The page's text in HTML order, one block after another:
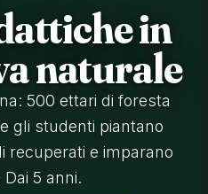
in
naturale
500 ettari di foresta
gli studenti piantano
recuperati e imparano
5 anni.